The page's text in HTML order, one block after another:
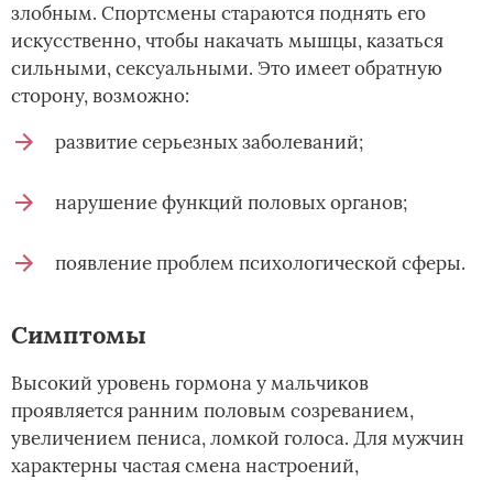
злобным. Спортсмены стараются поднять его
искусственно, чтобы накачать мышцы, казаться
сильными, сексуальными. Это имеет обратную
сторону, возможно:
развитие серьезных заболеваний;
нарушение функций половых органов;
появление проблем психологической сферы.
Симптомы
Высокий уровень гормона у мальчиков
проявляется ранним половым созреванием,
увеличением пениса, ломкой голоса. Для мужчин
характерны частая смена настроений,